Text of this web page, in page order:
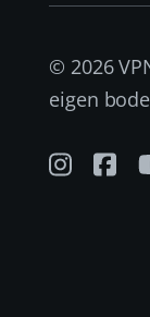
© 2026
eigen